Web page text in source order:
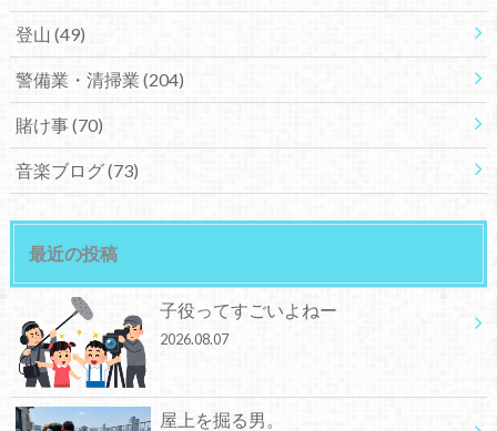
登山 (49)
警備業・清掃業 (204)
賭け事(70)
音楽ブログ(73)
最近の投稿
子役ってすごいよねー
2026.08.07
屋上を掘る男。